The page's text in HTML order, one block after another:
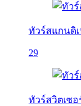
ทัวร์สแกนดิเ
29
ทัวร์สวิตเซ